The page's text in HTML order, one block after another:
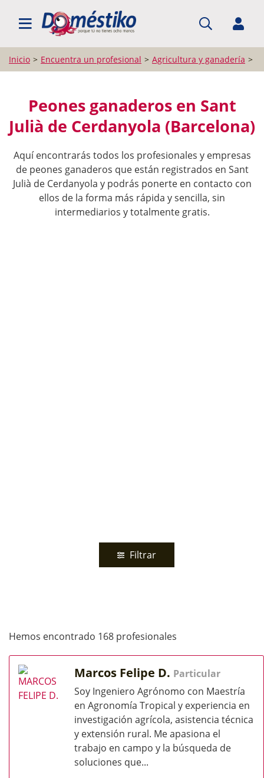
BUSCAR PROFESIONALES
Inicio Encuentra un profesional Agricultura y ganadería
Peones ganaderos en Sant
Julià de Cerdanyola (Barcelona)
Aquí encontrarás todos los profesionales y empresas
de peones ganaderos que están registrados en Sant
Julià de Cerdanyola y podrás ponerte en contacto con
ellos de la forma más rápida y sencilla, sin
intermediarios y totalmente gratis.
Filtrar
Hemos encontrado 168 profesionales
Marcos Felipe D. Particular
Soy Ingeniero Agrónomo con Maestría
en Agronomía Tropical y experiencia en
investigación agrícola, asistencia técnica
y extensión rural. Me apasiona el
trabajo en campo y la búsqueda de
soluciones que...